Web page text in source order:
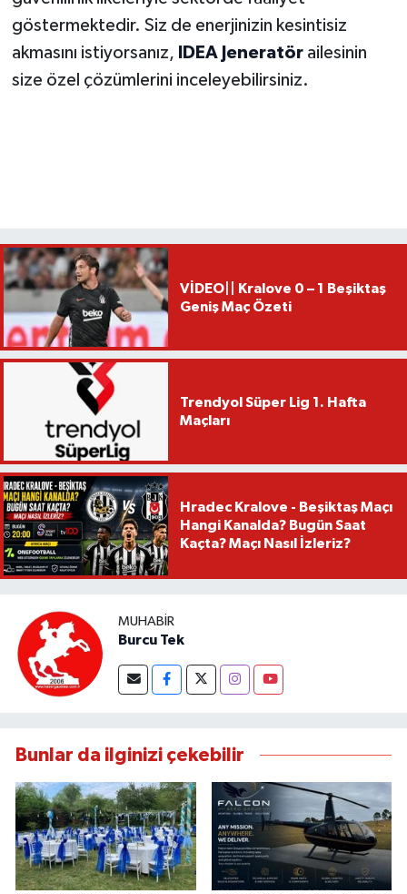
göstermektedir. Siz de enerjinizin kesintisiz
akmasını istiyorsanız,
IDEA Jeneratörailesinin
size özel çözümlerini inceleyebilirsiniz.
VİDEO|| Kralove 0 – 1 Beşiktaş
Geniş Maç Özeti
Trendyol Süper Lig 1. Hafta
Maçları
Hradec Kralove - Beşiktaş Maçı
Hangi Kanalda? Bugün Saat
Kaçta? Maçı Nasıl İzleriz?
MUHABIR
Burcu Tek
Bunlar da ilginizi çekebilir